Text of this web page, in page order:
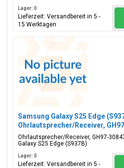
Lager: 0
Lieferzeit: Versandbereit in 5 -
15 Werktagen
Samsung Galaxy S25 Edge
Ohrlautsprecher/Receiver,
Ohrlautsprecher/Receiver, GH97-
Galaxy S25 Edge (S937B)
Lager: 0
Lieferzeit: Versandbereit in 5 -